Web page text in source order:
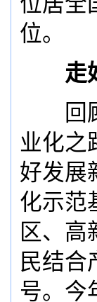
位。
走
回顾
业化之
好发展
化示范
区、
民结合
号。今